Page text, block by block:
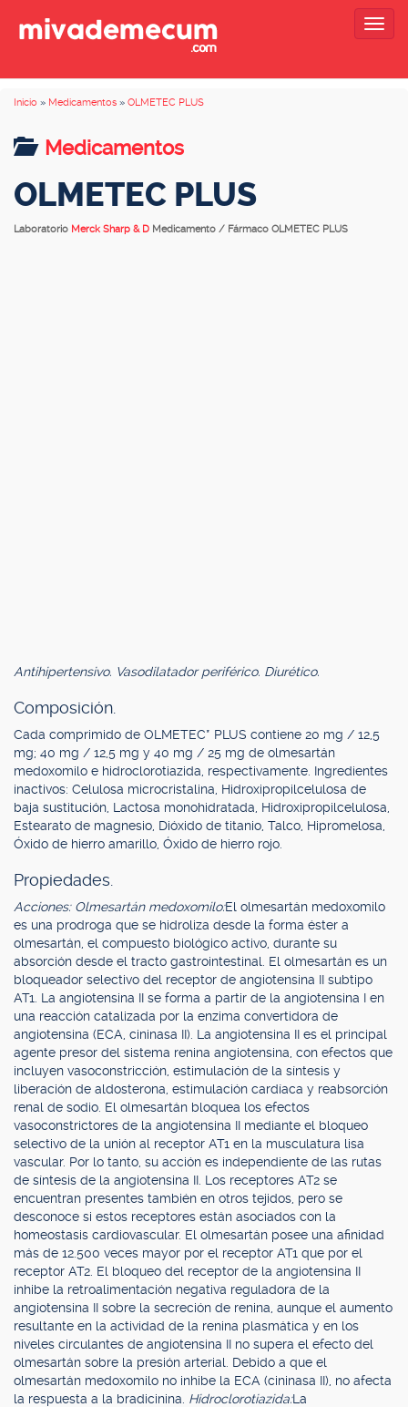
Inicio » Medicamentos » OLMETEC PLUS
Medicamentos
OLMETEC PLUS
Laboratorio Merck Sharp & D Medicamento / Fármaco OLMETEC PLUS
Antihipertensivo. Vasodilatador periférico. Diurético.
Composición.
Cada comprimido de OLMETEC* PLUS contiene 20 mg / 12,5
mg; 40 mg / 12,5 mg y 40 mg / 25 mg de olmesartán
medoxomilo e hidroclorotiazida, respectivamente. Ingredientes
inactivos: Celulosa microcristalina, Hidroxipropilcelulosa de
baja sustitución, Lactosa monohidratada, Hidroxipropilcelulosa,
Estearato de magnesio, Dióxido de titanio, Talco, Hipromelosa,
Óxido de hierro amarillo, Óxido de hierro rojo.
Propiedades.
Acciones: Olmesartán medoxomilo:El olmesartán medoxomilo
es una prodroga que se hidroliza desde la forma éster a
olmesartán, el compuesto biológico activo, durante su
absorción desde el tracto gastrointestinal. El olmesartán es un
bloqueador selectivo del receptor de angiotensina II subtipo
AT1. La angiotensina II se forma a partir de la angiotensina I en
una reacción catalizada por la enzima convertidora de
angiotensina (ECA, cininasa II). La angiotensina II es el principal
agente presor del sistema renina angiotensina, con efectos que
incluyen vasoconstricción, estimulación de la síntesis y
liberación de aldosterona, estimulación cardíaca y reabsorción
renal de sodio. El olmesartán bloquea los efectos
vasoconstrictores de la angiotensina II mediante el bloqueo
selectivo de la unión al receptor AT1 en la musculatura lisa
vascular. Por lo tanto, su acción es independiente de las rutas
de síntesis de la angiotensina II. Los receptores AT2 se
encuentran presentes también en otros tejidos, pero se
desconoce si estos receptores están asociados con la
homeostasis cardiovascular. El olmesartán posee una afinidad
más de 12.500 veces mayor por el receptor AT1 que por el
receptor AT2. El bloqueo del receptor de la angiotensina II
inhibe la retroalimentación negativa reguladora de la
angiotensina II sobre la secreción de renina, aunque el aumento
resultante en la actividad de la renina plasmática y en los
niveles circulantes de angiotensina II no supera el efecto del
olmesartán sobre la presión arterial. Debido a que el
olmesartán medoxomilo no inhibe la ECA (cininasa II), no afecta
la respuesta a la bradicinina. Hidroclorotiazida:La